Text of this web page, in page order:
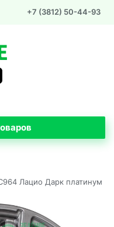
+7 (3812) 50-44-93
Лацио Дарк платинум